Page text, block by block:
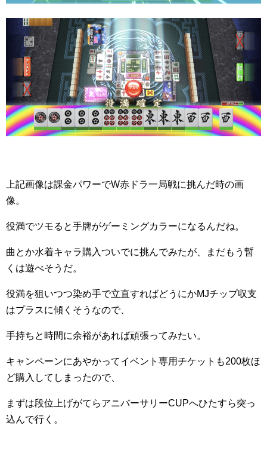
上記画像は課金パワーでW赤ドラ一局戦に挑んだ時の画
像。
役満でツモると手牌がゲーミングカラーになるんだね。
曲とか水着キャラ購入ついでに挑んでみたが、まだもう暫
くは遊べそうだ。
役満を狙いつつ染め手で立直すればどうにかMJチップ収支
はプラスに傾くそうなので、
手持ちと時間に余裕があれば頑張ってみたい。
キャンペーンにあやかってイベント専用チケットも200枚ほ
ど購入してしまったので、
まずは段位上げがてらアニバーサリーCUPへひたすら突っ
込んで行く。